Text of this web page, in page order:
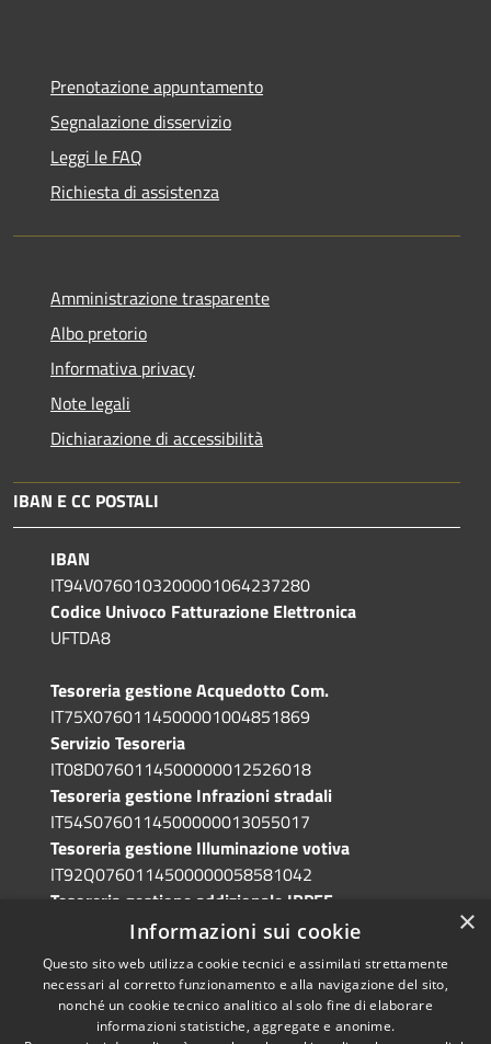
Prenotazione appuntamento
Segnalazione disservizio
Leggi le FAQ
Richiesta di assistenza
Amministrazione trasparente
Albo pretorio
Informativa privacy
Note legali
Dichiarazione di accessibilità
IBAN E CC POSTALI
IBAN
IT94V0760103200001064237280
Codice Univoco Fatturazione Elettronica
UFTDA8
Tesoreria gestione Acquedotto Com.
IT75X0760114500001004851869
Servizio Tesoreria
IT08D0760114500000012526018
Tesoreria gestione Infrazioni stradali
IT54S0760114500000013055017
Tesoreria gestione Illuminazione votiva
IT92Q0760114500000058581042
Tesoreria gestione addizionale IRPEF
IT71A0760114500000086341765
Copyright © 2026 • Comune di
×
Informazioni sui cookie
Questo sito web utilizza cookie tecnici e assimilati strettamente
necessari al corretto funzionamento e alla navigazione del sito,
nonché un cookie tecnico analitico al solo fine di elaborare
informazioni statistiche, aggregate e anonime.